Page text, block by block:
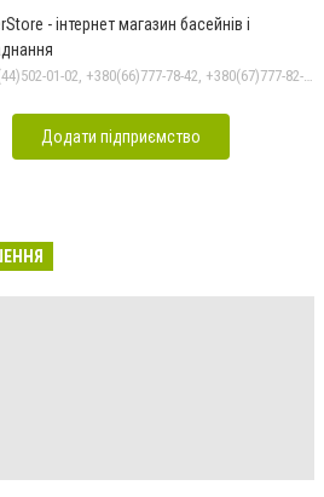
- інтернет магазин басейнів і
+380(44)502-01-02, +380(66)777-78-42, +380(67)777-82-19, +380(67)890-80-80, +380(73)890-80-80, +380(44)502-01-03
Додати підприємство